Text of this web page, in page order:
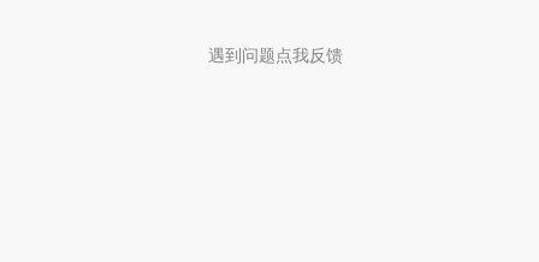
遇到问题点我反馈